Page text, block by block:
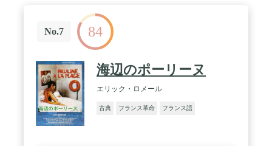
No.7 84
海辺のポーリーヌ
エリック・ロメール
古典 フランス革命 フランス語